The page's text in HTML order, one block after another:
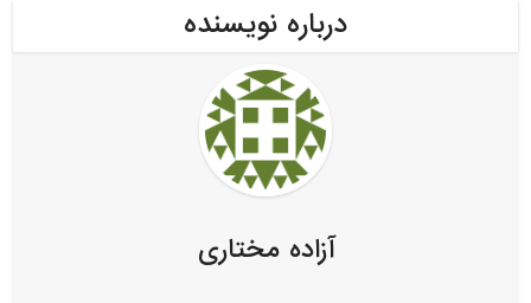
درباره نویسنده
آزاده مختاری